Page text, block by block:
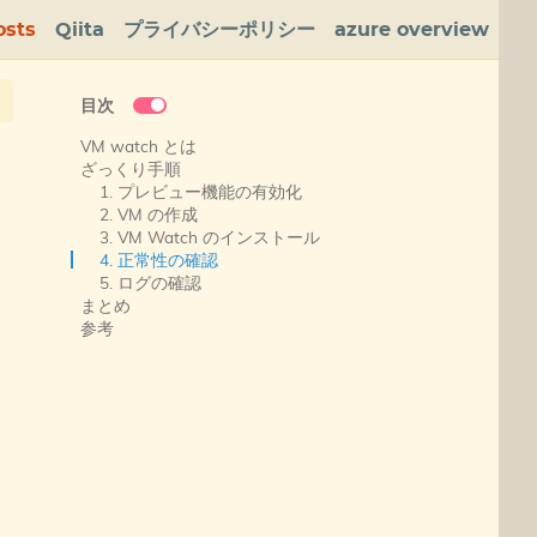
Qiita プライバシーポリシー azure overview
目次
VM watch とは
ざっくり手順
1. プレビュー機能の有効化
2. VM の作成
3. VM Watch のインストール
4. 正常性の確認
5. ログの確認
まとめ
参考